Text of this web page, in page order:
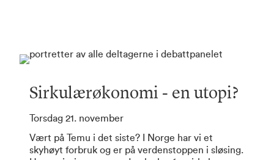
Sirkulærøkonomi - en utopi?
Torsdag 21. november
Vært på Temu i det siste? I Norge har vi et
skyhøyt forbruk og er på verdenstoppen i sløsing.